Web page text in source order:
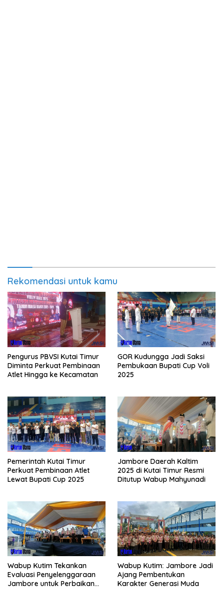
Rekomendasi untuk kamu
Pengurus PBVSI Kutai Timur
Diminta Perkuat Pembinaan
Atlet Hingga ke Kecamatan
GOR Kudungga Jadi Saksi
Pembukaan Bupati Cup Voli
2025
Pemerintah Kutai Timur
Perkuat Pembinaan Atlet
Lewat Bupati Cup 2025
Jambore Daerah Kaltim
2025 di Kutai Timur Resmi
Ditutup Wabup Mahyunadi
Wabup Kutim Tekankan
Evaluasi Penyelenggaraan
Jambore untuk Perbaikan
Wabup Kutim: Jambore Jadi
Ajang Pembentukan
Karakter Generasi Muda